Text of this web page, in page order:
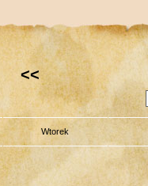
<<
Wtorek